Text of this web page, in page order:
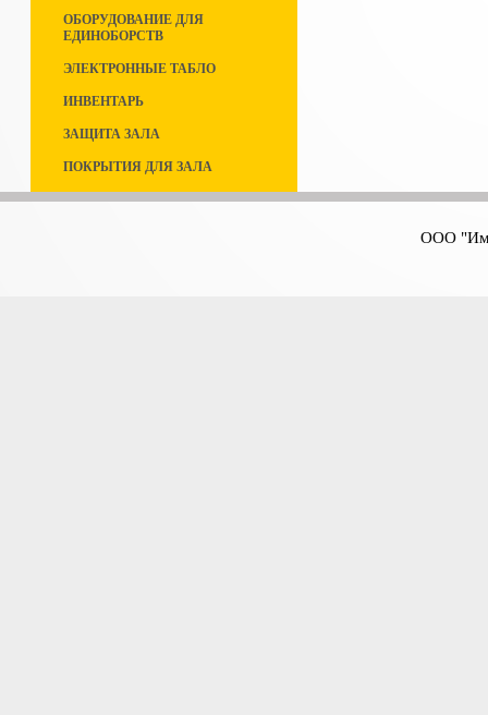
ОБОРУДОВАНИЕ ДЛЯ
ЕДИНОБОРСТВ
ЭЛЕКТРОННЫЕ ТАБЛО
ИНВЕНТАРЬ
ЗАЩИТА ЗАЛА
ПОКРЫТИЯ ДЛЯ ЗАЛА
ООО